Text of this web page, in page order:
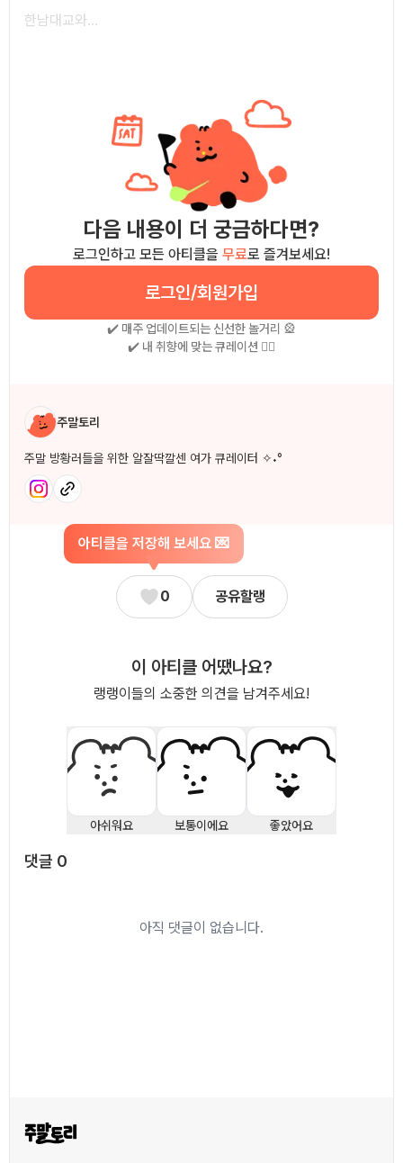
한남대교와...
다음 내용이 더 궁금하다면?
로그인하고 모든 아티클을 무료로 즐겨보세요!
로그인/회원가입
✔️ 매주 업데이트되는 신선한 놀거리 🎡
✔️ 내 취향에 맞는 큐레이션 🧚‍♀
작성자 소개
주말토리
주말 방황러들을 위한 알잘딱깔센 여가 큐레이터 ✧˖°
아티클을 저장해 보세요 💌
0 공유할랭
이 아티클 어땠나요?
랭랭이들의 소중한 의견을 남겨주세요!
아쉬워요 보통이에요 좋았어요
댓글 0
아직 댓글이 없습니다.